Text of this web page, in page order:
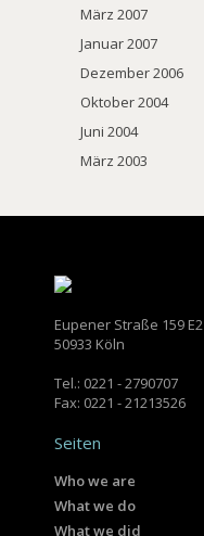
März 2007
Januar 2007
Dezember 2006
Oktober 2004
Juni 2004
März 2003
Eupener Straße 159 E2
50933 Köln
Tel.: 0221 - 2790707
Fax: 0221 - 21213526
Seiten
Who we are
What we do
What we did